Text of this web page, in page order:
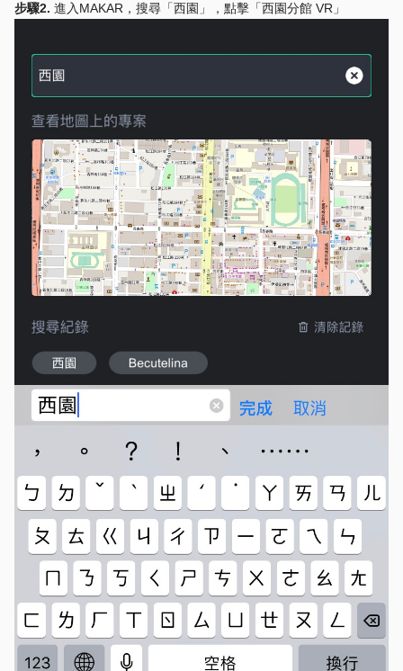
步驟2. 進入MAKAR，搜尋「西園」，點擊「西園分館 VR」